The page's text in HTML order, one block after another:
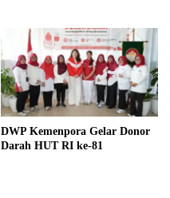
DWP Kemenpora Gelar Donor
Darah HUT RI ke-81